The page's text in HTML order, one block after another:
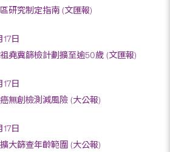
研究制定指南 (文匯報)
17日
堯冀篩檢計劃擴至逾50歲 (文匯報)
17日
無創檢測減風險 (大公報)
17日
大篩查年齡範圍 (大公報)